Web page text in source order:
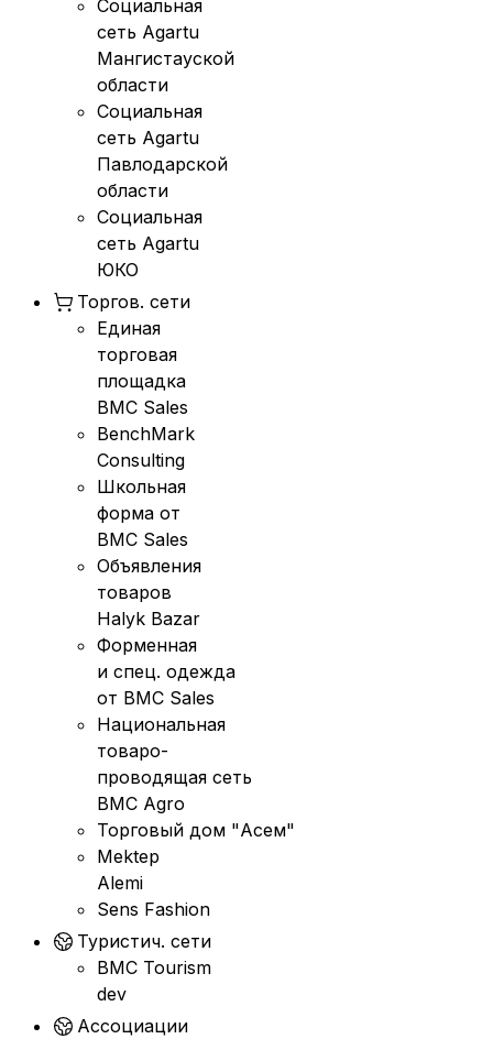
Социальная
сеть Agartu
Мангистауской
области
Социальная
сеть Agartu
Павлодарской
области
Социальная
сеть Agartu
ЮКО
Торгов. сети
Единая
торговая
площадка
BMC Sales
BenchMark
Consulting
Школьная
форма от
BMC Sales
Объявления
товаров
Halyk Bazar
Форменная
и спец. одежда
от BMC Sales
Национальная
товаро-
проводящая сеть
BMC Agro
Торговый дом "Асем"
Mektep
Alemi
Sens Fashion
Туристич. сети
BMC Tourism
dev
Ассоциации